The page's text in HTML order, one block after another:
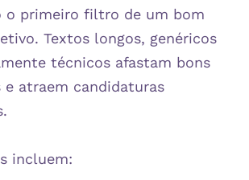
o primeiro filtro de um bom
Textos longos, genéricos
técnicos afastam bons
e atraem candidaturas
incluem: